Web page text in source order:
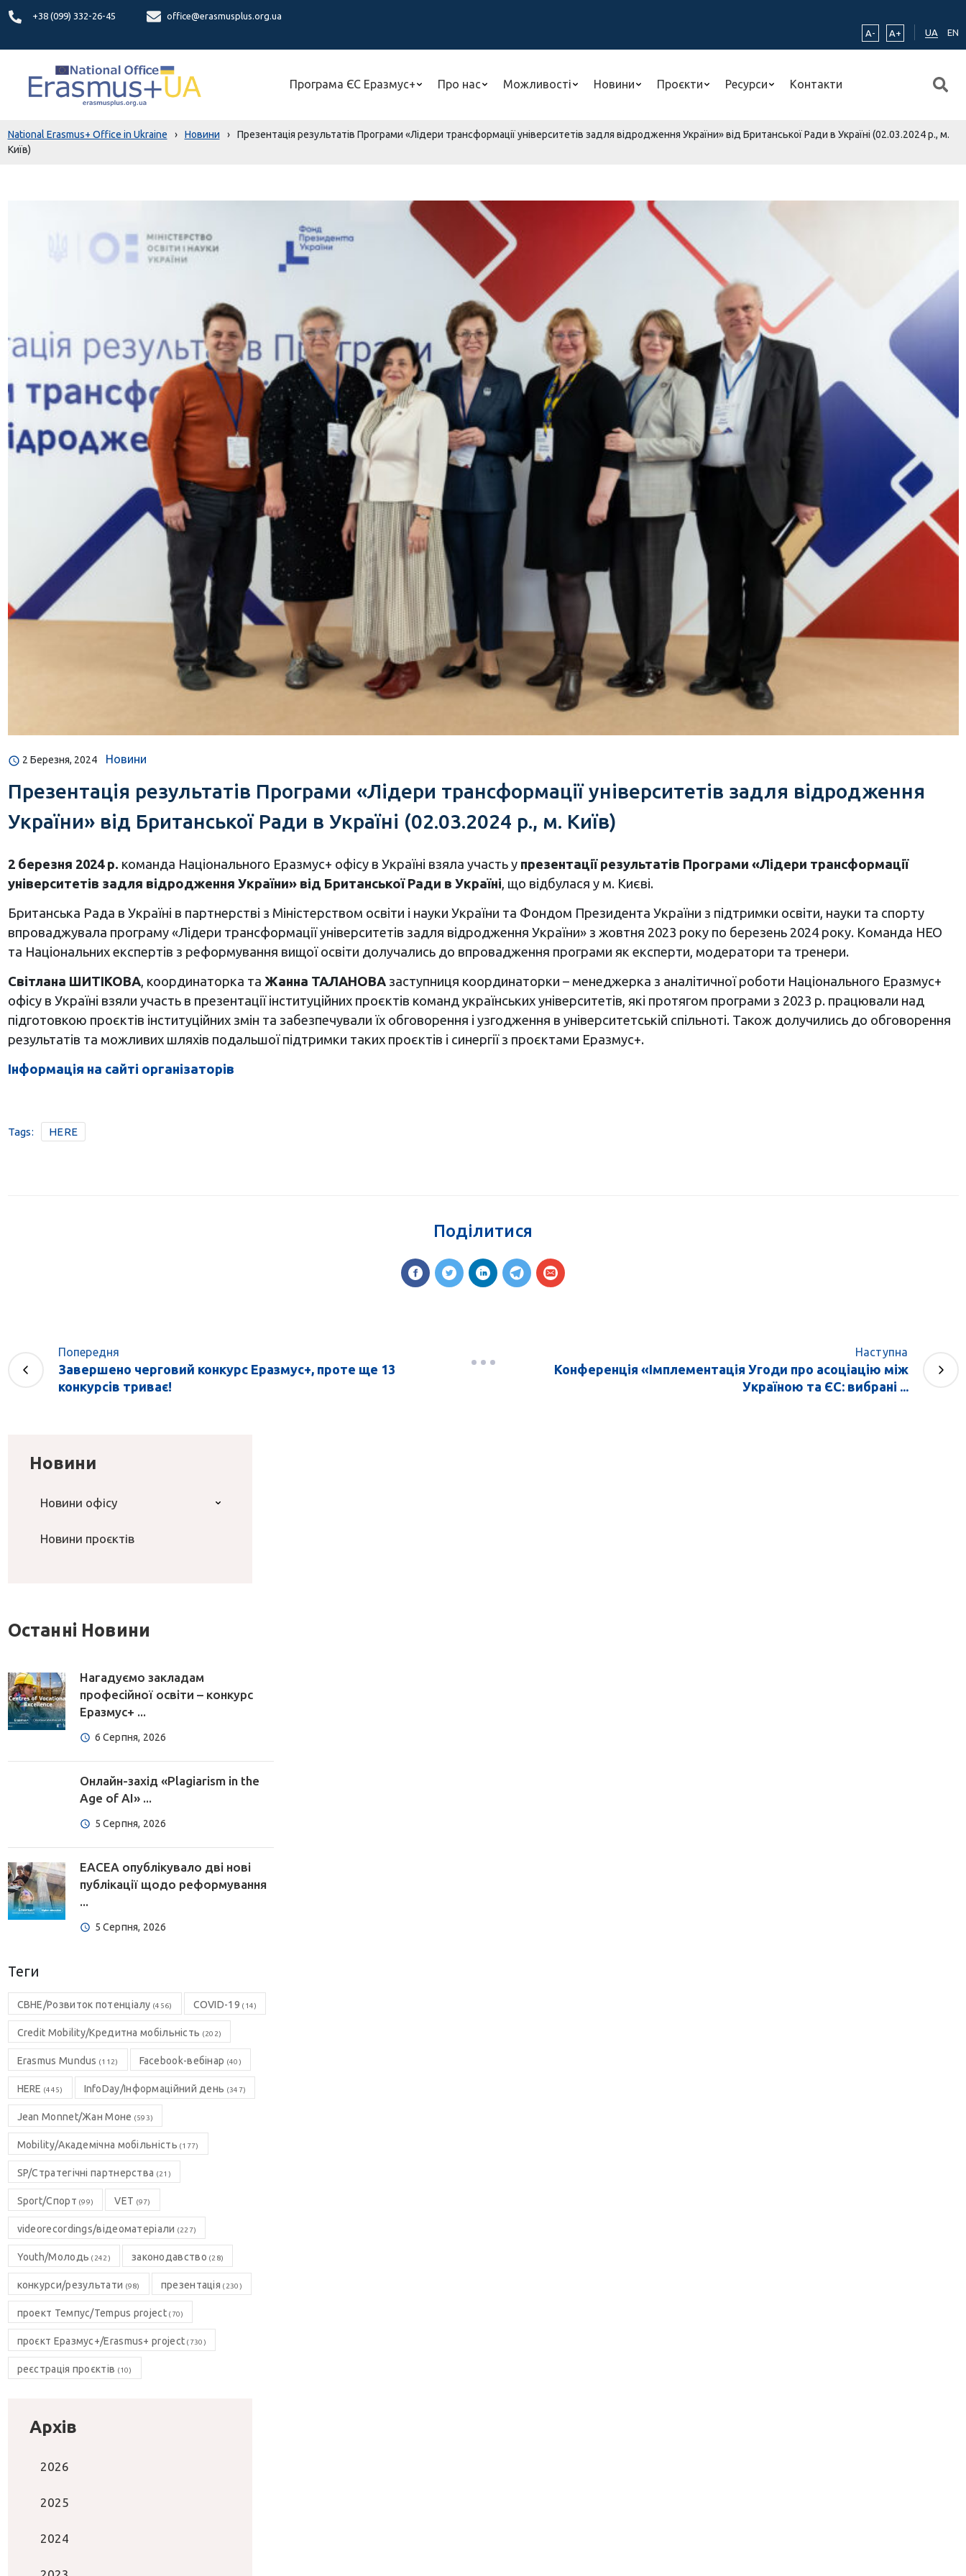
+38 (099) 332-26-45
office@erasmusplus.org.ua
A-
A+ UA EN
Програма ЄС Еразмус+ Про нас Можливості Новини Проєкти Ресурси Контакти
National Erasmus+ Office in Ukraine › Новини ›
Презентація результатів Програми «Лідери трансформації університетів задля відродження України» від Британської Ради в Україні (02.03.2024 р., м.
Київ)
2 Березня, 2024 Новини
Презентація результатів Програми «Лідери трансформації університетів задля відродження
України» від Британської Ради в Україні (02.03.2024 р., м. Київ)
2 березня 2024 р. команда Національного Еразмус+ офісу в Україні взяла участь у презентації результатів Програми «Лідери трансформації
університетів задля відродження України» від Британської Ради в Україні, що відбулася у м. Києві.
Британська Рада в Україні в партнерстві з Міністерством освіти і науки України та Фондом Президента України з підтримки освіти, науки та спорту
впроваджувала програму «Лідери трансформації університетів задля відродження України» з жовтня 2023 року по березень 2024 року. Команда НЕО
та Національних експертів з реформування вищої освіти долучались до впровадження програми як експерти, модератори та тренери.
Світлана ШИТІКОВА, координаторка та Жанна ТАЛАНОВАзаступниця координаторки – менеджерка з аналітичної роботи Національного Еразмус+
офісу в Україні взяли участь в презентації інституційних проєктів команд українських університетів, які протягом програми з 2023 р. працювали над
підготовкою проєктів інституційних змін та забезпечували їх обговорення і узгодження в університетській спільноті. Також долучились до обговорення
результатів та можливих шляхів подальшої підтримки таких проєктів і синергії з проєктами Еразмус+.
Інформація на сайті організаторів
Tags: HERE
Поділитися
Попередня
Завершено черговий конкурс Еразмус+, проте ще 13
конкурсів триває!
Наступна
Конференція «Імплементація Угоди про асоціацію між
Україною та ЄС: вибрані ...
Новини
Новини офісу
Новини проєктів
Останні Новини
Нагадуємо закладам
професійної освіти – конкурс
Еразмус+ ...
6 Серпня, 2026
Онлайн-захід «Plagiarism in the
Age of AI» ...
5 Серпня, 2026
EACEA опублікувало дві нові
публікації щодо реформування
...
5 Серпня, 2026
Теги
CBHE/Розвиток потенціалу (456) COVID-19 (14)
Credit Mobility/Кредитна мобільність (202)
Erasmus Mundus (112) Facebook-вебінар (40)
HERE (445) InfoDay/Інформаційний день (347)
Jean Monnet/Жан Моне (593)
Mobility/Академічна мобільність (177)
SP/Стратегічні партнерства (21)
Sport/Спорт (99) VET (97)
videorecordings/відеоматеріали (227)
Youth/Молодь (242) законодавство (28)
конкурси/результати (98) презентація (230)
проект Темпус/Tempus project(70)
проєкт Еразмус+/Erasmus+ project (730)
реєстрація проєктів (10)
Архів
2026
2025
2024